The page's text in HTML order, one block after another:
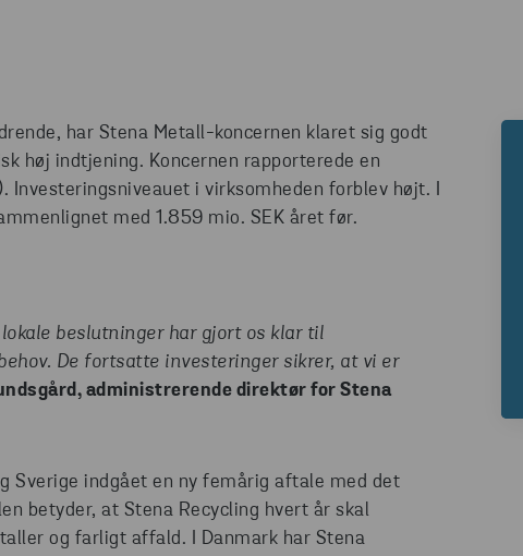
har Stena Metall-koncernen klaret sig godt
høj indtjening. Koncernen rapporterede en
Investeringsniveauet i virksomheden forblev højt. I
med 1.859 mio. SEK året før.
beslutninger har gjort os klar til
De fortsatte investeringer sikrer, at vi er
administrerende direktør for Stena
Sverige indgået en ny femårig aftale med det
betyder, at Stena Recycling hvert år skal
og farligt affald. I Danmark har Stena